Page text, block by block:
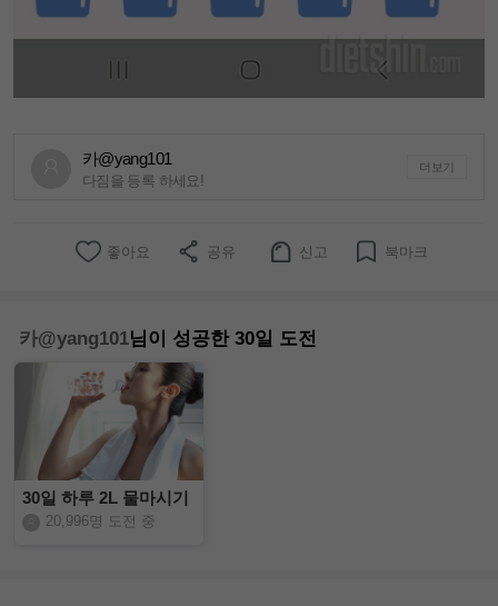
카@yang101
다짐을 등록 하세요!
더보기
좋아요 공유 신고 북마크
카@yang101님이 성공한 30일 도전
30일 하루 2L 물마시기
20,996명 도전 중